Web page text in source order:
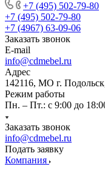
+7 (495) 502-79-80
+7 (495) 502-79-80
+7 (4967) 63-09-06
Заказать звонок
E-mail
info@cdmebel.ru
Адрес
142116, МО г.
Режим работы
Пн. – Пт.: с 9:00 до
Заказать звонок
info@cdmebel.ru
Подать заявку
Компания